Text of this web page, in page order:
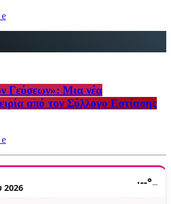
Γεύσεων»: Μια νέα
από τον Σύλλογο Εστίασης
2026 ·--°—